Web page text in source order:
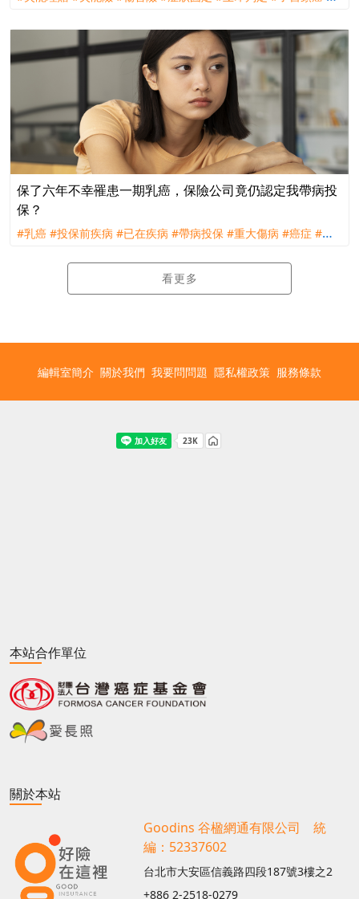
保了六年不幸罹患一期乳癌，保險公司竟仍認定我帶病投
保？
#乳癌 #投保前疾病 #已在疾病 #帶病投保 #重大傷病 #癌症 #理
看更多
編輯室簡介 關於我們 我要問問題 隱私權政策 服務條款
本站合作單位
關於本站
Goodins 谷楹網通有限公司 統
編：52337602
台北市大安區信義路四段187號3樓之2
+886 2-2518-0279